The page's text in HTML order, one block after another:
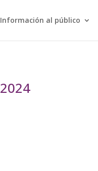
Información al público